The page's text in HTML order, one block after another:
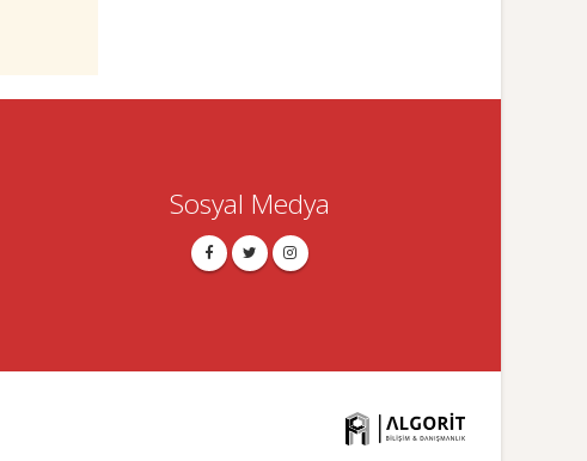
Sosyal Medya